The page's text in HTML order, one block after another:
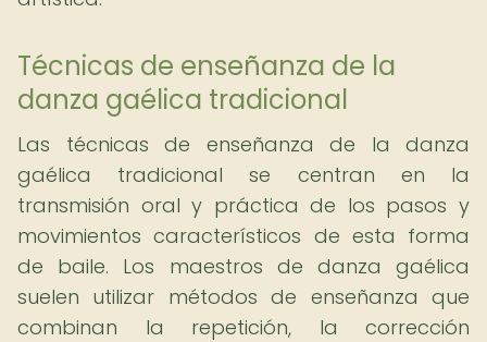
Técnicas de enseñanza de la
danza gaélica tradicional
Las técnicas de enseñanza de la danza
gaélica tradicional se centran en la
transmisión oral y práctica de los pasos y
movimientos característicos de esta forma
de baile. Los maestros de danza gaélica
suelen utilizar métodos de enseñanza que
combinan la repetición, la corrección